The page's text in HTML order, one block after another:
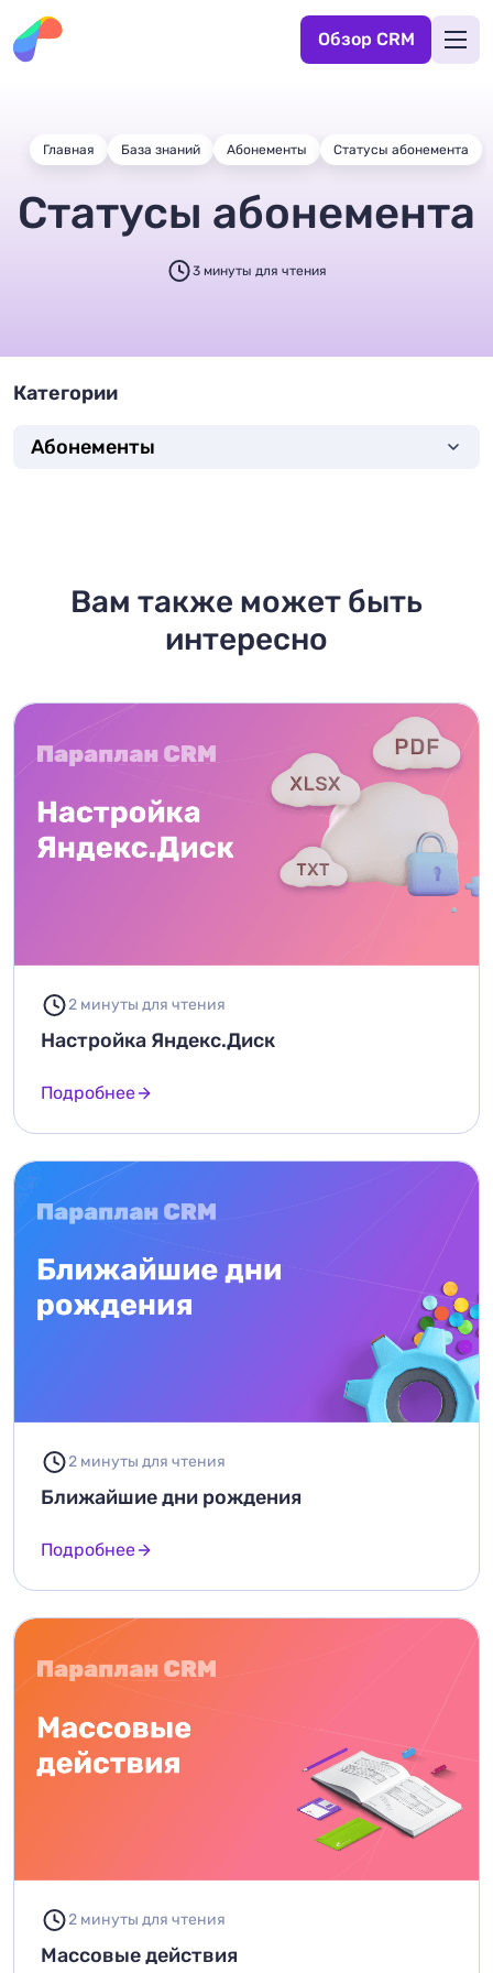
Обзор CRM
Главная База знаний Абонементы Статусы абонемента
Статусы абонемента
3 минуты для чтения
Категории
Абонементы
Вам также может быть
интересно
2 минуты для чтения
Настройка Яндекс.Диск
Подробнее
2 минуты для чтения
Ближайшие дни рождения
Подробнее
2 минуты для чтения
Массовые действия